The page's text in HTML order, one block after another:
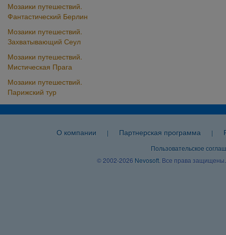
Мозаики путешествий.
Фантастический Берлин
Мозаики путешествий.
Захватывающий Сеул
Мозаики путешествий.
Мистическая Прага
Мозаики путешествий.
Парижский тур
О компании | Партнерская программа |
Пользовательское
© 2002-2026 Nevosoft . Все права защищены